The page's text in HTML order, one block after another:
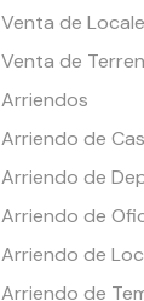
Venta de
Venta de
Arriendos
Arriendo de
Arriendo de
Arriendo de
Arriendo de
Arriendo de